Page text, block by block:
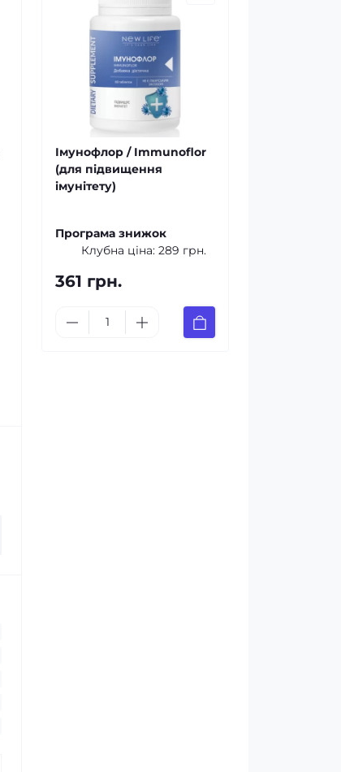
Імунофлор / Immunoflor
(для підвищення
імунітету)
Програма знижок
Клубна ціна: 289 грн.
361 грн.